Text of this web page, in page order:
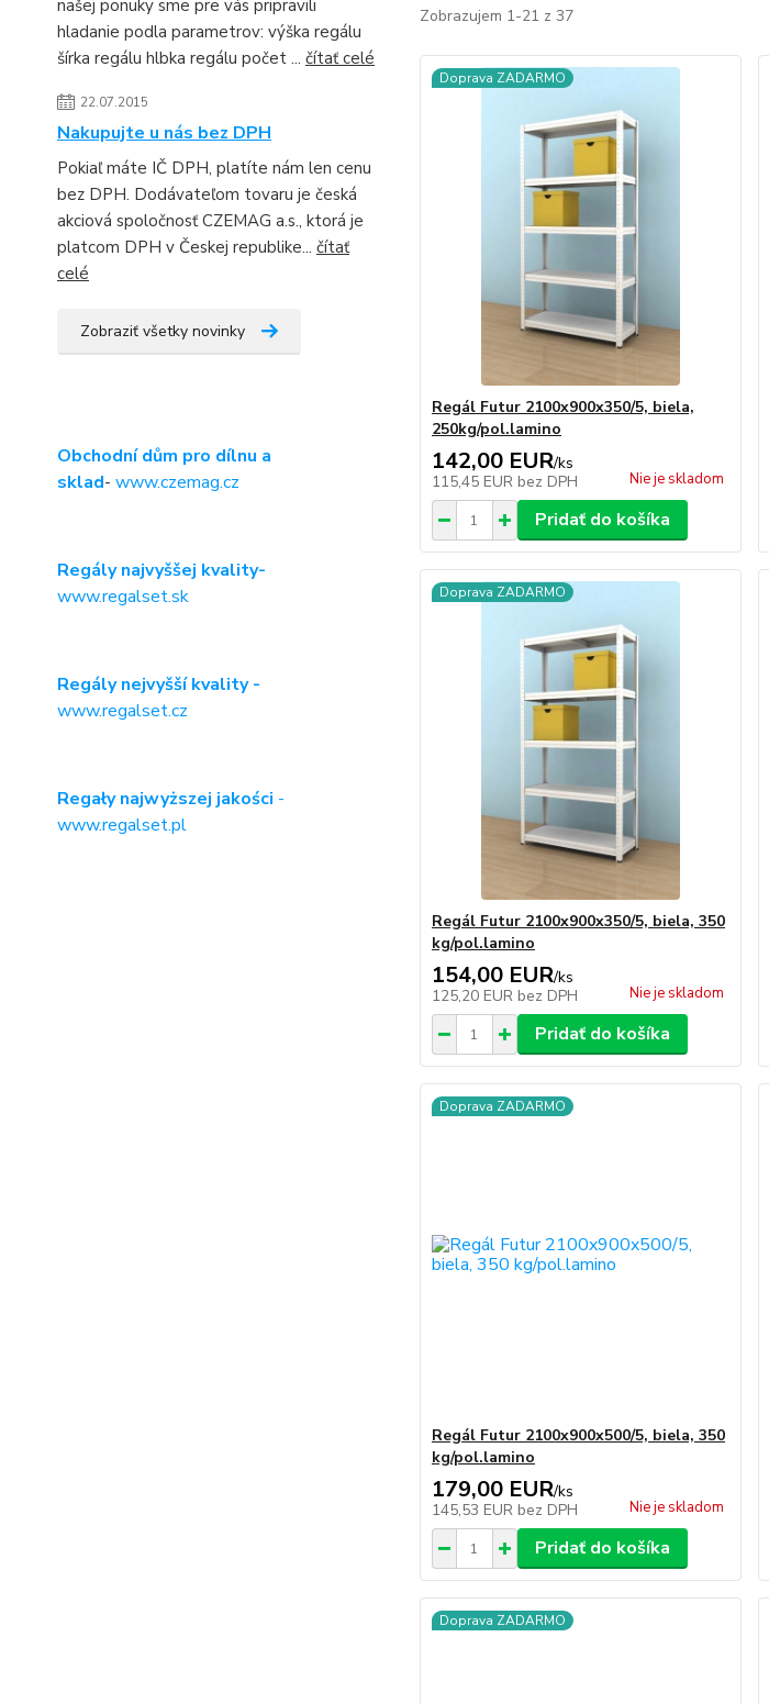
našej ponuky sme pre vás pripravili
hladanie podla parametrov: výška regálu
šírka regálu hlbka regálu počet ... čítať celé
22.07.2015
Nakupujte u nás bez DPH
Pokiaľ máte IČ DPH, platíte nám len cenu
bez DPH. Dodávateľom tovaru je česká
akciová spoločnosť CZEMAG a.s., ktorá je
platcom DPH v Českej republike... čítať
celé
Zobraziť všetky novinky
Obchodní dům pro dílnu a
sklad- www.czemag.cz
Regály najvyššej kvality-
www.regalset.sk
Regály nejvyšší kvality -
www.regalset.cz
Regały najwyższej jakości -
www.regalset.pl
Zobrazujem 1-21 z 37
Doprava ZADARMO
Regál Futur 2100x900x350/5, biela,
250kg/pol.lamino
142,00 EUR/ks
115,45 EUR bez DPH Nie je skladom
Pridať do košíka
Doprava ZADARMO
Regál Futur 2100x900x350/5, biela, 350
kg/pol.lamino
154,00 EUR/ks
125,20 EUR bez DPH Nie je skladom
Pridať do košíka
Doprava ZADARMO
Regál Futur 2100x900x500/5, biela, 350
kg/pol.lamino
179,00 EUR/ks
145,53 EUR bez DPH Nie je skladom
Pridať do košíka
Doprava ZADARMO